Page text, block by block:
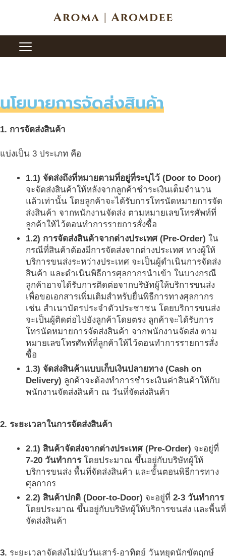
นโยบายการจัดส่งสินค้า
1. การจัดส่งสินค้า
แบ่งเป็น 3 ประเภท คือ
1.1) จัดส่งถึงที่หมายตามที่อยู่ที่ระบุไว้ (Door to Door)
จะจัดส่งสินค้าให้หลังจากลูกค้าชำระเงินเต็มจำนวน
แล้วเท่านั้น โดยลูกค้าจะได้รับการโทรนัดหมายการจัด
ส่งสินค้า จากพนักงานจัดส่ง ตามหมายเลขโทรศัพท์ที่
ลูกค้าให้ไว้ตอนทำการรายการสั่งซื้อ
1.2) การจัดส่งสินค้าจากต่างประเทศ (Pre-Order) ใน
กรณีที่สินค้าต้องมีการจัดส่งจากต่างประเทศ ทางผู้ให้
บริการขนส่งระหว่างประเทศ จะเป็นผู้ดำเนินการจัดส่ง
สินค้า และดำเนินพิธีการศุลกากรนำเข้า ในบางกรณี
ลูกค้าอาจได้รับการติดต่อจากบริษัทผู้ให้บริการขนส่ง
เพื่อขอเอกสารเพิ่มเติมสำหรับยื่นพิธีการทางศุลกากร
เช่น สำเนาบัตรประจำตัวประชาชน โดยบริการขนส่ง
จะเป็นผู้ติดต่อไปยังลูกค้าโดยตรง ลูกค้าจะได้รับการ
โทรนัดหมายการจัดส่งสินค้า จากพนักงานจัดส่ง ตาม
หมายเลขโทรศัพท์ที่ลูกค้าให้ไว้ตอนทำการรายการสั่ง
ซื้อ
1.3) จัดส่งสินค้าแบบเก็บเงินปลายทาง (Cash on
Delivery) ลูกค้าจะต้องทำการชำระเงินค่าสินค้าให้กับ
พนักงานจัดส่งสินค้า ณ วันที่จัดส่งสินค้า
2. ระยะเวลาในการจัดส่งสินค้า
2.1) สินค้าจัดส่งจากต่างประเทศ (Pre-Order) จะอยู่ที่
7-20 วันทำการโดยประมาณ ขึ้นอยู่กับบริษัทผู้ให้
บริการขนส่ง พื้นที่จัดส่งสินค้า และขั้นตอนพิธีการทาง
ศุลกากร
2.2) สินค้าปกติ (Door-to-Door) จะอยู่ที่ 2-3 วันทำการ
โดยประมาณ ขึ้นอยู่กับบริษัทผู้ให้บริการขนส่ง และพื้นที่
จัดส่งสินค้า
3. ระยะเวลาจัดส่งไม่นับวันเสาร์-อาทิตย์ วันหยุดนักขัตฤกษ์